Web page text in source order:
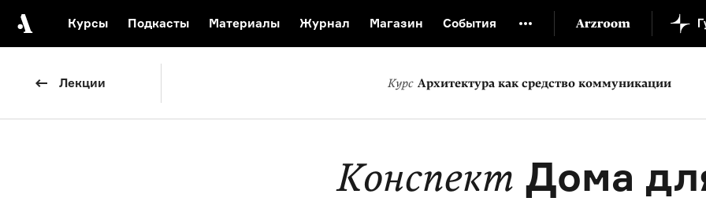
Курс Архитектура как средство коммуникации
Лекции
Курсы Подкасты Материалы Журнал Магазин События
Видеоистория русской культуры
Русский язык от «гой еси» до «лол кек»
Конспект Дома